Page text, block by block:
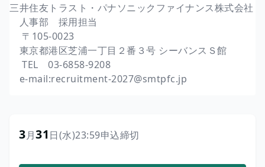
三井住友トラスト・パナソニックファイナンス株式会社
人事部 採用担当
〒105‐0023
東京都港区芝浦一丁目２番３号 シーバンスＳ館
TEL 03-6858-9208
e-mail:recruitment-2027@smtpfc.jp
3月31日(水)23:59申込締切